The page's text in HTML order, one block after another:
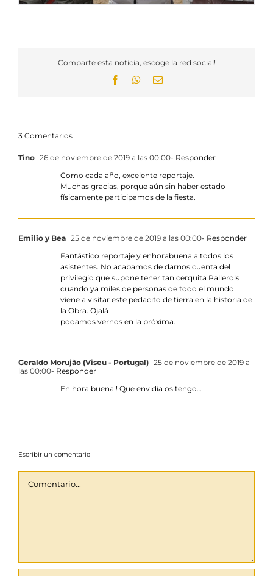
Comparte esta noticia, escoge la red social!
FacebookWhatsApp
Email
3 Comentarios
Tino 26 de noviembre de 2019 a las 00:00- Responder
Como cada año, excelente reportaje.
Muchas gracias, porque aún sin haber estado
físicamente participamos de la fiesta.
Emilio y Bea 25 de noviembre de 2019 a las 00:00- Responder
Fantástico reportaje y enhorabuena a todos los
asistentes. No acabamos de darnos cuenta del
privilegio que supone tener tan cerquita Pallerols
cuando ya miles de personas de todo el mundo
viene a visitar este pedacito de tierra en la historia de
la Obra. Ojalá
podamos vernos en la próxima.
Geraldo Morujão (Viseu - Portugal) 25 de noviembre de 2019 a
las 00:00- Responder
En hora buena ! Que envidia os tengo…
Escribir un comentario